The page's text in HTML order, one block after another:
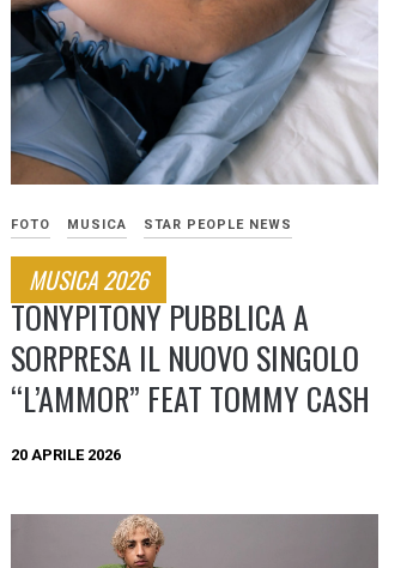
FOTO MUSICA STAR PEOPLE NEWS
MUSICA 2026
TONYPITONY PUBBLICA A
SORPRESA IL NUOVO SINGOLO
“L’AMMOR” FEAT TOMMY CASH
20 APRILE 2026